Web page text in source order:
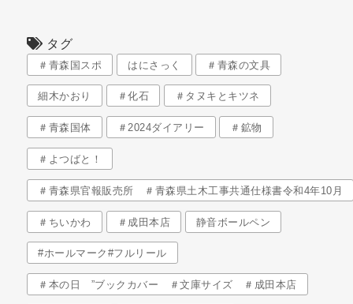
タグ
＃青森国スポ はにさっく ＃青森の文具
細木かおり ＃化石 ＃タヌキとキツネ
＃青森国体 ＃2024ダイアリー ＃鉱物
＃よつばと！
＃青森県官報販売所 ＃青森県土木工事共通仕様書令和4年10月
＃ちいかわ ＃成田本店 静音ボールペン
#ホールマーク#フルリール
＃本の日 ”ブックカバー ＃文庫サイズ ＃成田本店